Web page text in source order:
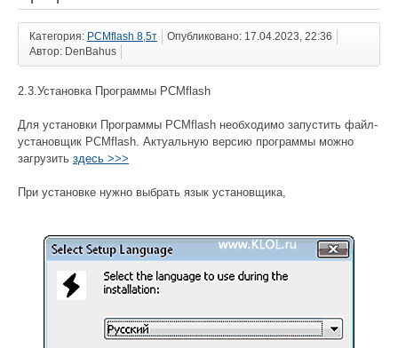
Категория: PCMflash 8,5т
Опубликовано: 17.04.2023, 22:36
Автор: DenBahus
2.3.Установка Программы PCMflash
Для установки Программы PCMflash необходимо запустить файл-
установщик PCMflash. Актуальную версию программы можно
загрузить здесь >>>
При установке нужно выбрать язык установщика,